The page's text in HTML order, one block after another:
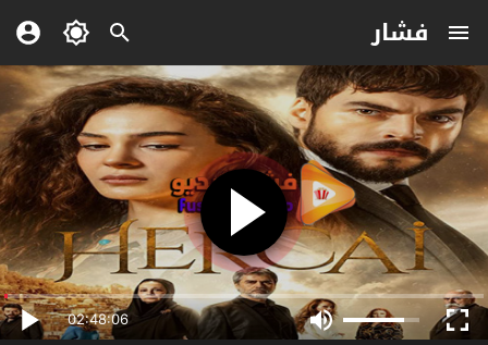
فشار
02:48:06